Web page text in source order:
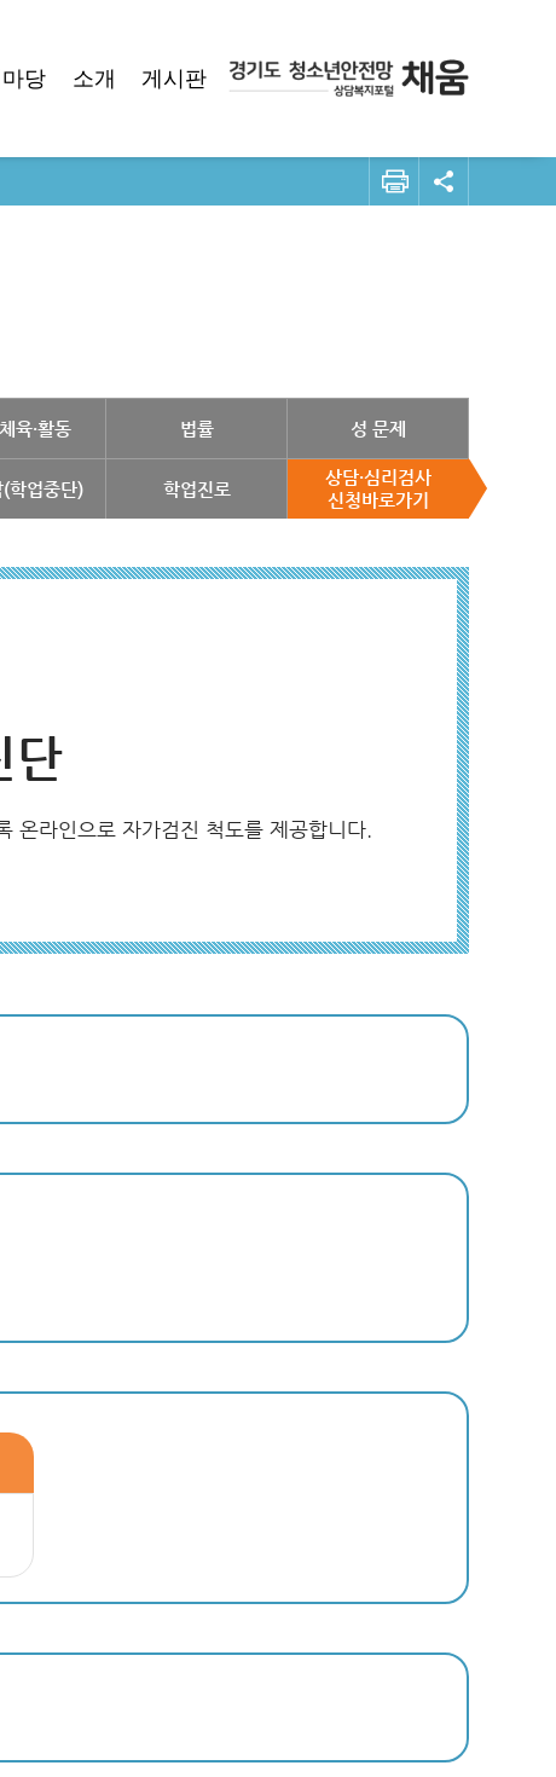
당 소개 게시판
육·활동 법률 성 문제
학업중단) 학업진로
상담·심리검사
신청바로가기
단
온라인으로 자가검진 척도를 제공합니다.